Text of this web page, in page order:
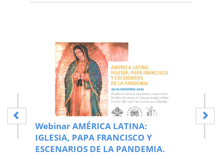
Webinar AMÉRICA LATINA:
IGLESIA, PAPA FRANCISCO Y
ESCENARIOS DE LA PANDEMIA.
por